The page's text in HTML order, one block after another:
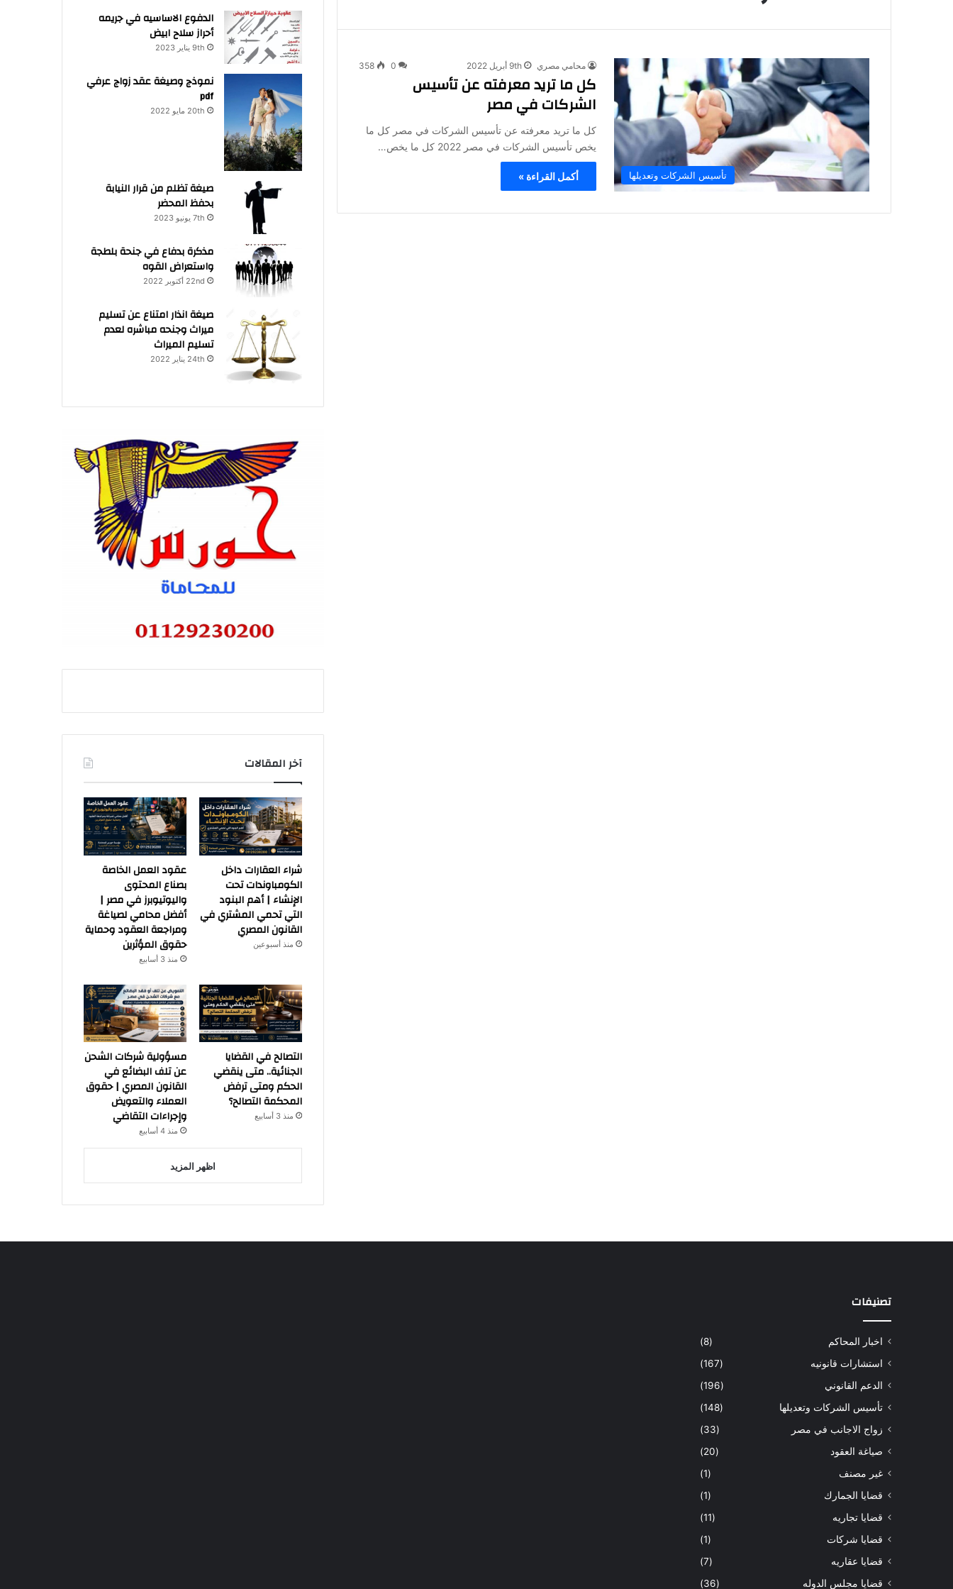
تأسيس الشركات وتعديلها
محامي مصري 9th أبريل 2022 0
358
كل ما تريد معرفته عن تأسيس
الشركات في مصر
كل ما تريد معرفته عن تأسيس الشركات في مصر كل ما
يخص تأسيس الشركات في مصر 2022 كل ما يخص…
أكمل القراءة »
الدفوع الاساسيه في جريمه
أحراز سلاح ابيض
9th يناير 2023
نموذج وصيغة عقد زواج عرفي
pdf
20th مايو 2022
صيغة تظلم من قرار النيابة
بحفظ المحضر
7th يونيو 2023
مذكرة بدفاع في جنحة بلطجة
واستعراض القوه
22nd أكتوبر 2022
صيغة انذار امتناع عن تسليم
ميراث وجنحه مباشره لعدم
تسليم الميراث
24th يناير 2022
آخر المقالات
شراء العقارات داخل
الكومباوندات تحت
الإنشاء | أهم البنود
التي تحمي المشتري في
القانون المصري
منذ أسبوعين
عقود العمل الخاصة
بصناع المحتوى
واليوتيوبرز في مصر |
أفضل محامي لصياغة
ومراجعة العقود وحماية
حقوق المؤثرين
منذ 3 أسابيع
التصالح في القضايا
الجنائية.. متى ينقضي
الحكم ومتى ترفض
المحكمة التصالح؟
منذ 3 أسابيع
مسؤولية شركات الشحن
عن تلف البضائع في
القانون المصري | حقوق
العملاء والتعويض
وإجراءات التقاضي
منذ 4 أسابيع
اظهر المزيد
تصنيفات
اخبار المحاكم
(8)
استشارات قانونيه
(167)
الدعم القانوني
(196)
تأسيس الشركات وتعديلها
(148)
زواج الاجانب في مصر
(33)
صياغة العقود
(20)
غير مصنف
(1)
قضايا الجمارك
(1)
قضايا تجاريه
(11)
قضايا شركات
(1)
قضايا عقاريه
(7)
قضايا مجلس الدوله
(36)